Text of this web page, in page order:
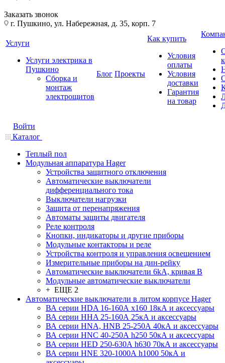
Заказать звонок
г. Пушкино, ул. Набережная, д. 35, корп. 7
Услуги
Услуги электрика в
Пушкино
Сборка и
монтаж
электрощитов
Блог Проекты
Как купить
Условия
оплаты
Условия
доставки
Гарантия
на товар
Войти
Каталог
Теплый пол
Модульная аппаратура Hager
Устройства защитного отключения
Автоматические выключатели
дифференциального тока
Выключатели нагрузки
Защита от перенапряжения
Автоматы защиты двигателя
Реле контроля
Кнопки, индикаторы и другие приборы
Модульные контакторы и реле
Устройства контроля и управления освещением
Измерительные приборы на дин-рейку
Автоматические выключатели 6kA, кривая В
Модульные автоматические выключатели
+ ЕЩЕ 2
Автоматические выключатели в литом корпусе Hager
ВА серии HDA 16-160А x160 18кА и аксессуары
ВА серии HHA 25-160А 25кА и аксессуары
ВА серии HNA, HNB 25-250А 40кА и аксессуары
ВА серии HNC 40-250А h250 50кА и аксессуары
ВА серии HED 250-630А h630 70кА и аксессуары
ВА серии HNE 320-1000А h1000 50кА и